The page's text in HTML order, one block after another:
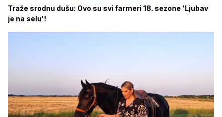
Traže srodnu dušu: Ovo su svi farmeri 18. sezone 'Ljubav
je na selu'!